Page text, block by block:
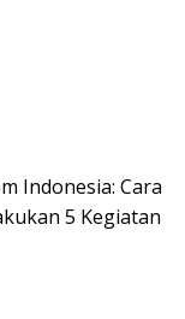
Indonesia: Cara
5 Kegiatan